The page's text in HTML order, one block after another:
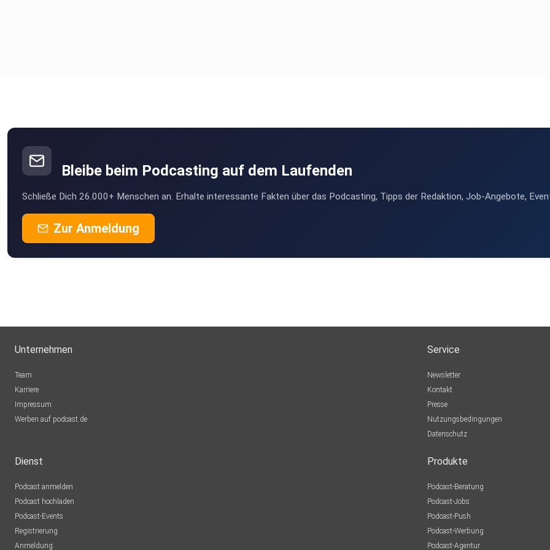
Bleibe beim Podcasting auf dem Laufenden
Schließe Dich 26.000+ Menschen an. Erhalte interessante Fakten über das Podcasting, Tipps der Redaktion, Job-Angebote,
Zur Anmeldung
Unternehmen
Team
Karriere
Impressum
Werben auf podcast.de
Service
Newsletter
Kontakt
Presse
Nutzungsbedingungen
Datenschutz
Dienst
Podcast anmelden
Podcast hochladen
Podcast-Events
Registrierung
Anmeldung
Produkte
Podcast-Beratung
Podcast-Jobs
Podcast-Push
Podcast-Werbung
Podcast-Agentur